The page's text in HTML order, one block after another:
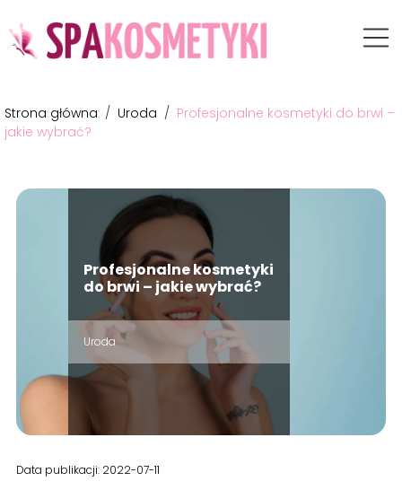
Strona główna / Uroda / Profesjonalne kosmetyki do brwi –
jakie wybrać?
Profesjonalne kosmetyki
do brwi – jakie wybrać?
Uroda
Data publikacji: 2022-07-11